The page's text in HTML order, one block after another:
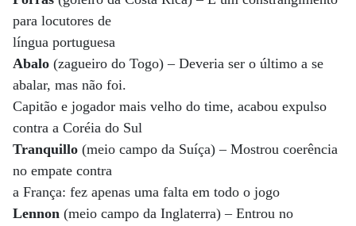
para locutores de
língua portuguesa
Abalo (zagueiro do Togo) – Deveria ser o último a se
abalar, mas não foi.
Capitão e jogador mais velho do time, acabou expulso
contra a Coréia do Sul
Tranquillo (meio campo da Suíça) – Mostrou coerência
no empate contra
a França: fez apenas uma falta em todo o jogo
Lennon (meio campo da Inglaterra) – Entrou no